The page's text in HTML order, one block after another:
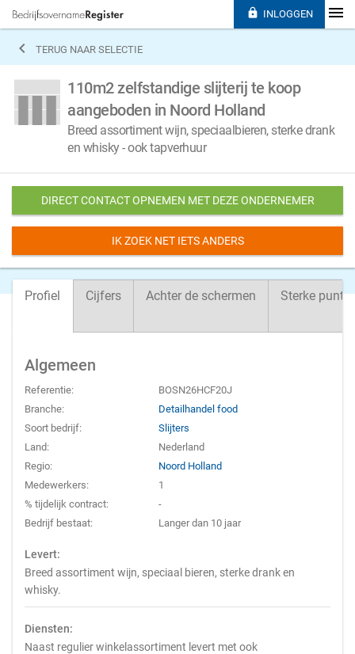
 TERUG NAAR SELECTIE
110m2 zelfstandige slijterij te koop
aangeboden in Noord Holland
Breed assortiment wijn, speciaalbieren, sterke drank
en whisky - ook tapverhuur
DIRECT CONTACT OPNEMEN MET DEZE ONDERNEMER
IK ZOEK NET IETS ANDERS
Profiel Cijfers Achter de schermen Sterke
Algemeen
Referentie:
BOSN26HCF20J
Branche:
Detailhandel food
Soort bedrijf:
Slijters
Land:
Nederland
Regio:
Noord Holland
Medewerkers:
1
% tijdelijk contract:
-
Bedrijf bestaat:
Langer dan 10 jaar
Levert:
Breed assortiment wijn, speciaal bieren, sterke drank en
whisky.
Diensten:
Naast regulier winkelassortiment levert met ook
 INLOGGEN